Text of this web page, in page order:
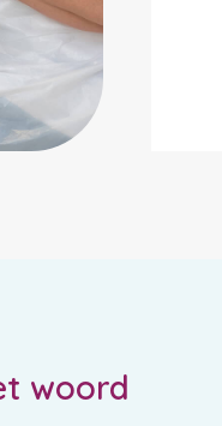
woord